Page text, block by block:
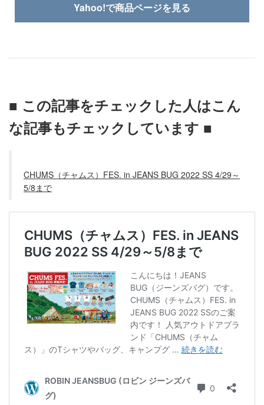
Yahoo!で商品ページを見る
■ この記事をチェックした人はこん
な記事もチェックしています ■
CHUMS（チャムス）FES. in JEANS BUG 2022 SS 4/29～
5/8まで